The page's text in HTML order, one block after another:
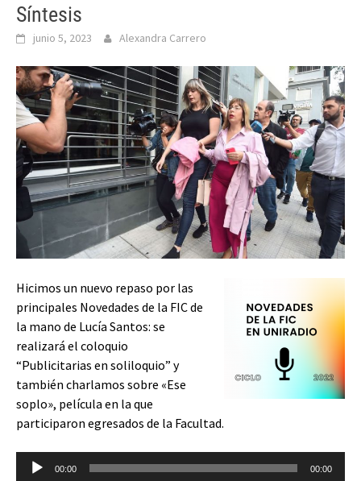
Síntesis
junio 5, 2023 Alexandra Carrero
Hicimos un nuevo repaso por las
principales Novedades de la FIC de
la mano de Lucía Santos: se
realizará el coloquio
“Publicitarias en soliloquio” y
también charlamos sobre «Ese
soplo», película en la que
participaron egresados de la Facultad.
Reproductor
00:00 00:00